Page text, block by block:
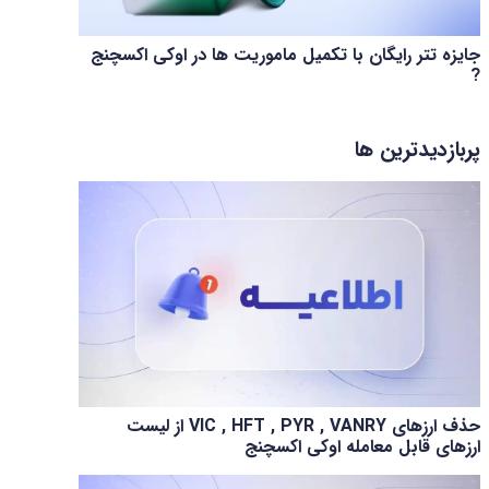
جایزه تتر رایگان با تکمیل ماموریت ها در اوکی اکسچنج
?
پربازدیدترین ها
حذف ارزهای VIC , HFT , PYR , VANRY از لیست
ارزهای قابل معامله اوکی اکسچنج